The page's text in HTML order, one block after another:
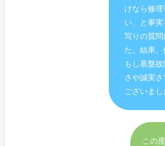
けなら修
い、と事
写りの質
た。結果
もし基盤
さや誠実
ございまし
この